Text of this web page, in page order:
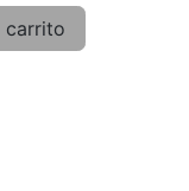
carrito